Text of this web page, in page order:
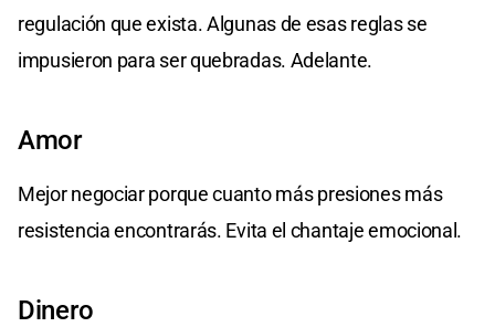
regulación que exista. Algunas de esas reglas se
impusieron para ser quebradas. Adelante.
Amor
Mejor negociar porque cuanto más presiones más
resistencia encontrarás. Evita el chantaje emocional.
Dinero